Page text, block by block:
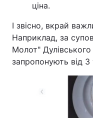
ціна.
І звісно, вкрай
Наприклад, за
Молот"
запропонують від 3